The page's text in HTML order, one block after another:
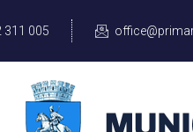
311 005